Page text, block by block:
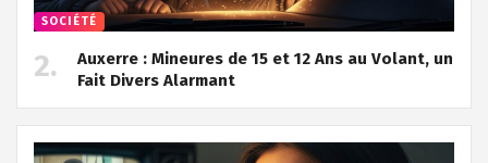
SOCIÉTÉ
Auxerre : Mineures de 15 et 12 Ans au Volant, un
Fait Divers Alarmant